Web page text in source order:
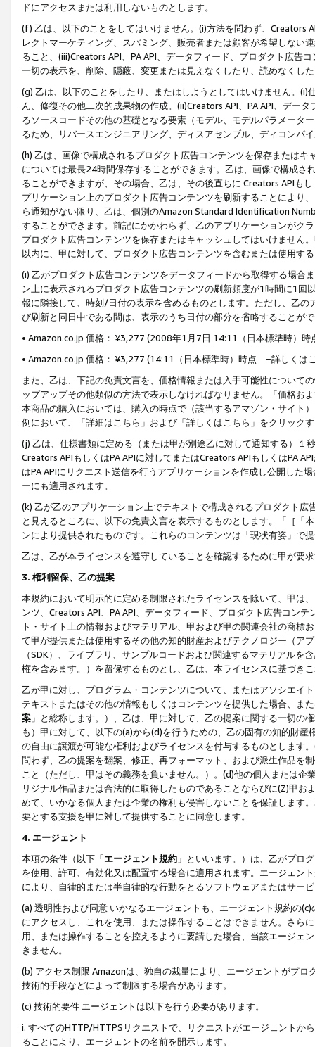
ドにアクセスまたは利用しないものとします。
(f) 乙は、以下のことをしてはいけません。(i)方法を問わず、Creators
レクトマーケティング、スパミング、販売者または顧客が希望しない
ること、(iii)Creators API、PA API、データフィード、プロダクト広告
一切の表示を、削除、隠蔽、変更または見えなくしたり、読めなくし
(g) 乙は、以下のことをしたり、またはしようとしてはいけません。
ん、修復その他二次的成果物の作成。(ii)Creators API、PA API、デー
るソースコードその他の基礎となる要素（モデル、モデルパラメータ
るため、リバースエンジニアリング、ディスアセンブル、ディコンパ
(h) 乙は、画像で構成されるプロダクト広告コンテンツを保存または
については最長24時間保存することができます。乙は、画像で構成
ることができますが、その場合、乙は、その後直ちに Creators APIも
プリケーション上のプロダクト広告コンテンツを刷新することにより
ら通知がない限り、乙は、個別のAmazon Standard Identification
することができます。前記にかかわらず、乙のアプリケーションがク
プロダクト広告コンテンツを保存またはキャッシュしてはいけません
以内に、甲に対して、プロダクト広告コンテンツを含むまたは使用す
(i) 乙がプロダクト広告コンテンツをデータフィードから取得する場合
ン上に表示されるプロダクト広告コンテンツの刷新頻度が1時間に1
報に隣接して、時刻/日付の表示を含めるものとします。ただし、乙
び刷新と同日中である間は、表示のうち日付の部分を省略することが
• Amazon.co.jp 価格： ¥3,277 (2008年1月7日 14:11（日本標準時）
• Amazon.co.jp 価格： ¥3,277 (14:11（日本標準時）時点 −詳しくは
また、乙は、下記の免責文言を、価格情報または入手可能性について
ップアップその他類似の方法で表示しなければなりません。「価格
本商品の購入においては、購入の時点で（該当するアマゾン・サイト
例において、「詳細はこちら」および「詳しくはこちら」をクリック
(j) 乙は、仕様書類に定める（または甲が別途乙に対して通知する）
Creators APIもしくはPA APIに対してまたはCreators APIもしくはPA
はPA APIにリクエスト送信を行うアプリケーションを作成し公開した
ーにも適用されます。
(k) 乙が乙のアプリケーション上でテキストで構成されるプロダクト
と見えるところに、以下の免責文言を表示するものとします。「［「
ンにより提供されたものです。これらのコンテンツは「現状有姿」で
乙は、乙が本ライセンスを遵守していることを確認するために甲が要
3. 権利留保、乙の提案
本規約において明示的に定める制限されたライセンスを除いて、甲は
ンツ、Creators API、PA API、データフィード、プロダクト広告コン
ト・サイト上の情報およびマテリアル、甲および甲の関連会社の商
て甲が提供または使用するその他の知的財産およびテクノロジー（ア
（SDK）、ライブラリ、サンプルコードおよび関連するマテリアル
権を含みます。）を留保するものとし、乙は、本ライセンスに基づき
乙が甲に対し、プログラム・コンテンツについて、またはアソシエイ
テキストまたはその他の情報もしくはコンテンツを提供した場合、ま
案 」と総称します。）、乙は、甲に対して、乙の提案に関する一切
も）甲に対して、以下の(a)から(d)を行うための、乙の固有の知的財
の自由に譲渡が可能な権利およびライセンスを付与するものとします
問わず、乙の提案を翻案、修正、再フォーマット、および派生作品を
こと（ただし、甲はその義務を負いません。）。(d)他の個人または
リジナル作品または合法的に取得したものであることならびに(Z)甲
めて、いかなる個人または企業の権利も侵害しないことを保証します
要とする支援を甲に対して提供することに同意します。
4. エージェント
本項の条件（以下「エージェント規約 」といいます。）は、乙がプロ
を使用、許可、有効化又は配置する場合に適用されます。エージェン
により、自律的または半自律的な行動をとるソフトウェアまたはサー
(a) 透明性および同意 いかなるエージェントも、エージェント規約の
にアクセスし、これを使用、または操作することはできません。さら
用、または操作することを控えるように要請した場合、当該エージェ
きません。
(b) アクセス制限 Amazonは、独自の裁量により、エージェントがプ
技術的手段などによって制限する場合があります。
(c) 技術的要件 エージェントは以下を行う必要があります。
i. すべてのHTTP/HTTPSリクエストで、リクエストがエージェントか
ることにより、エージェントの名前を開示します。